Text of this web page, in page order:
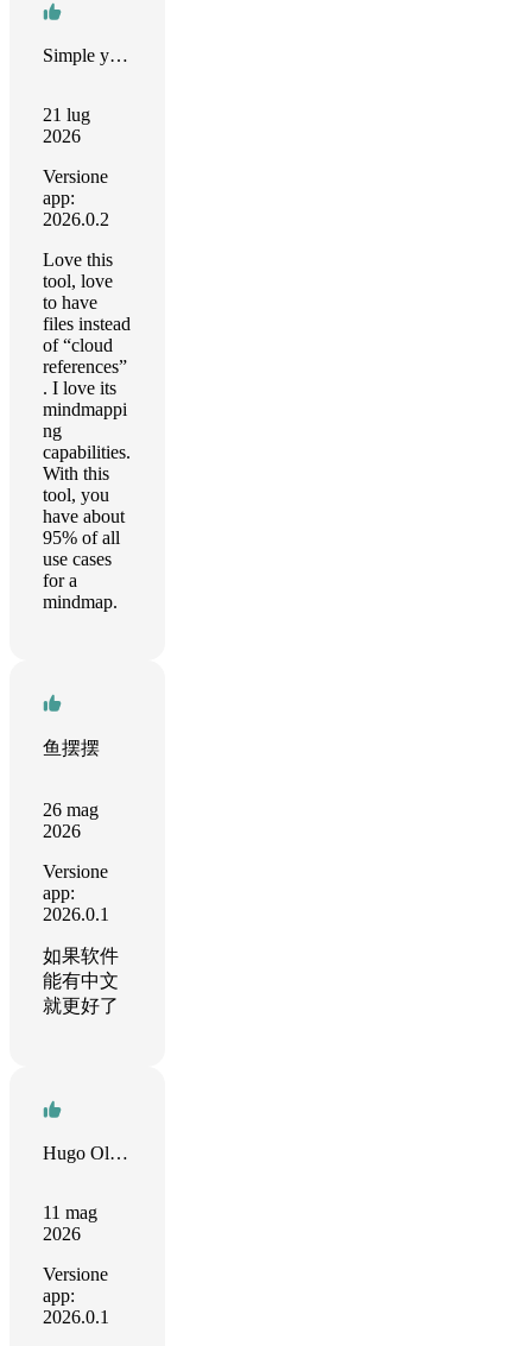
Simple yet effective
21 lug
2026
Versione
app:
2026.0.2
Love this
tool, love
to have
files instead
of “cloud
references”
. I love its
mindmappi
ng
capabilities.
With this
tool, you
have about
95% of all
use cases
for a
mindmap.
鱼摆摆
26 mag
2026
Versione
app:
2026.0.1
如果软件
能有中文
就更好了
Hugo Olguin
11 mag
2026
Versione
app:
2026.0.1